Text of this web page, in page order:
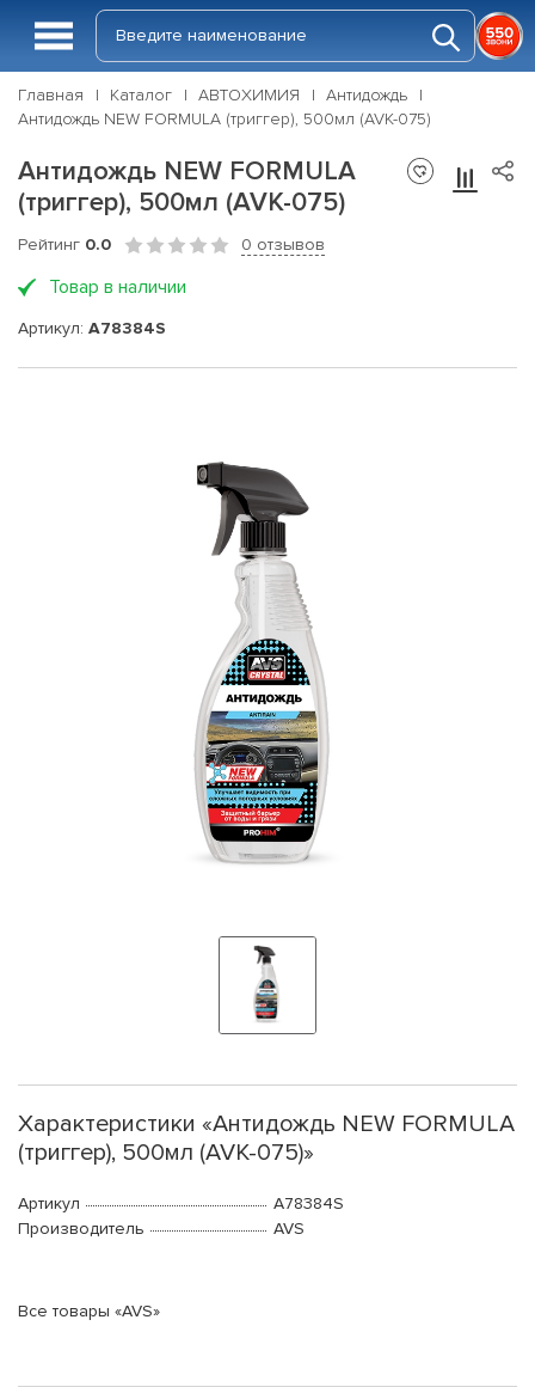
Главная Каталог АВТОХИМИЯ
Антидождь
Антидождь NEW FORMULA (триггер), 500мл (AVK-075)
Антидождь NEW FORMULA
(триггер), 500мл (AVK-075)
Рейтинг 0.0 0 отзывов
Товар в наличии
Артикул: A78384S
Характеристики «Антидождь NEW FORMULA
(триггер), 500мл (AVK-075)»
Артикул
A78384S
Производитель
AVS
Все товары «AVS»